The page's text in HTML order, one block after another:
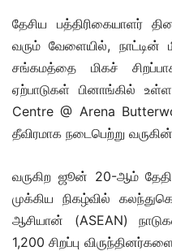
தேசிய பத்திரிகையாளர்
வரும் வேளையில், நாட்டின்
சங்கமத்தை மிகச்
ஏற்பாடுகள் பினாங்கில்
Centre @ Arena
தீவிரமாக நடைபெற்று
வருகிற ஜூன் 20-ஆம்
முக்கிய நிகழ்வில்
ஆசியான் (ASEAN)
1,200 சிறப்பு